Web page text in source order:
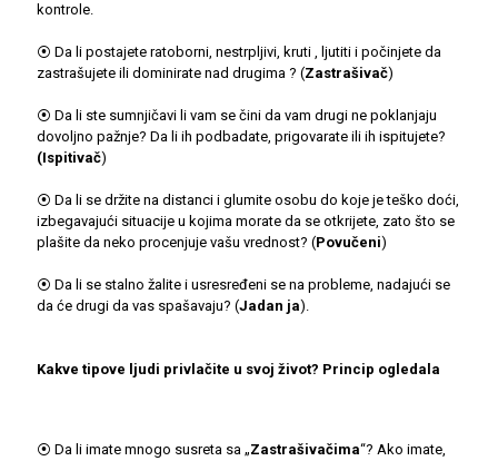
kontrole.
⦿ Da li postajete ratoborni, nestrpljivi, kruti , ljutiti i počinjete da
zastrašujete ili dominirate nad drugima ? (Zastrašivač)
⦿ Da li ste sumnjičavi li vam se čini da vam drugi ne poklanjaju
dovoljno pažnje? Da li ih podbadate, prigovarate ili ih ispitujete?
(Ispitivač)
⦿ Da li se držite na distanci i glumite osobu do koje je teško doći,
izbegavajući situacije u kojima morate da se otkrijete, zato što se
plašite da neko procenjuje vašu vrednost? (Povučeni)
⦿ Da li se stalno žalite i usresređeni se na probleme, nadajući se
da će drugi da vas spašavaju? (Jadan ja).
Kakve tipove ljudi privlačite u svoj život? Princip ogledala
⦿ Da li imate mnogo susreta sa „Zastrašivačima“? Ako imate,